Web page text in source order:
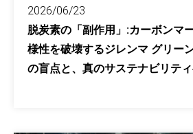
2026/06/23
脱炭素の「副作用」:カーボンマ
様性を破壊するジレンマ グリー
の盲点と、真のサステナビリテ